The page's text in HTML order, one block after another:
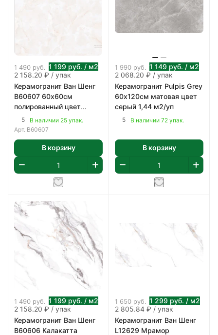
1 490 руб. 1 199 руб. / м2
2 158.20 ₽ / упак
Керамогранит Ван Шенг
В60607 60х60см
полированный цвет
бежево-коричневый 1,8
м2/уп
5
В наличии 25 упак.
Арт. В60607
В корзину
1 990 руб. 1 149 руб. / м2
2 068.20 ₽ / упак
Керамогранит Pulpis Grey
60х120см матовая цвет
серый 1,44 м2/уп
5 В наличии 72 упак.
В корзину
1 490 руб. 1 199 руб. / м2
2 158.20 ₽ / упак
Керамогранит Ван Шенг
В60606 Калакатта
1 650 руб. 1 299 руб. / м2
2 805.84 ₽ / упак
Керамогранит Ван Шенг
L12629 Мрамор